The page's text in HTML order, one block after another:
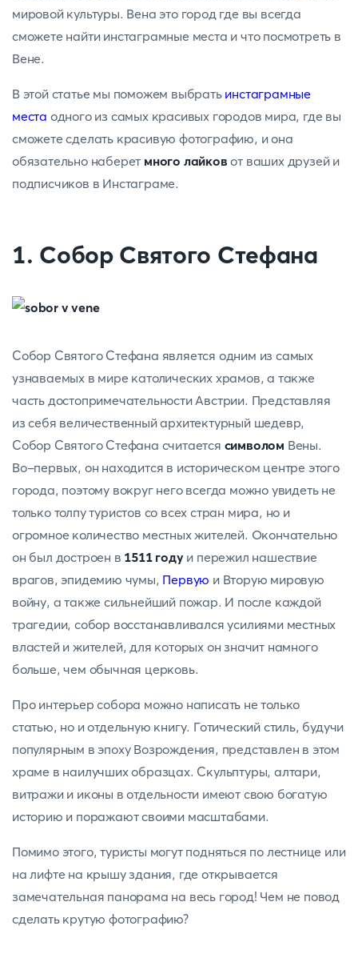
мировой культуры. Вена это город где вы всегда
сможете найти инстаграмные места и что посмотреть в
Вене.
В этой статье мы поможем выбрать инстаграмные
места одного из самых красивых городов мира, где вы
сможете сделать красивую фотографию, и она
обязательно наберет много лайков от ваших друзей и
подписчиков в Инстаграме.
1. Собор Святого Стефана
Собор Святого Стефана является одним из самых
узнаваемых в мире католических храмов, а также
часть достопримечательности Австрии. Представляя
из себя величественный архитектурный шедевр,
Собор Святого Стефана считается символом Вены.
Во-первых, он находится в историческом центре этого
города, поэтому вокруг него всегда можно увидеть не
только толпу туристов со всех стран мира, но и
огромное количество местных жителей. Окончательно
он был достроен в 1511 годуи пережил нашествие
врагов, эпидемию чумы, Первую и Вторую мировую
войну, а также сильнейший пожар. И после каждой
трагедии, собор восстанавливался усилиями местных
властей и жителей, для которых он значит намного
больше, чем обычная церковь.
Про интерьер собора можно написать не только
статью, но и отдельную книгу. Готический стиль, будучи
популярным в эпоху Возрождения, представлен в этом
храме в наилучших образцах. Скульптуры, алтари,
витражи и иконы в отдельности имеют свою богатую
историю и поражают своими масштабами.
Помимо этого, туристы могут подняться по лестнице или
на лифте на крышу здания, где открывается
замечательная панорама на весь город! Чем не повод
сделать крутую фотографию?